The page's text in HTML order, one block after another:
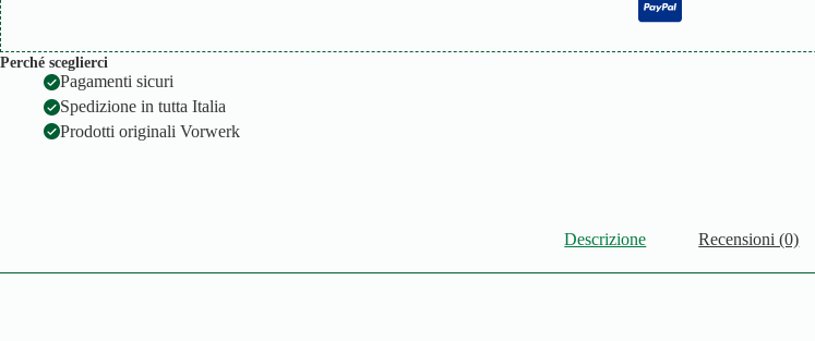
Perché sceglierci
Pagamenti sicuri
Spedizione in tutta Italia
Prodotti originali Vorwerk
Descrizione Recensioni (0)